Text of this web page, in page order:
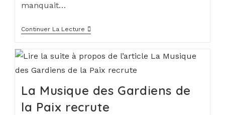
manquait…
Continuer La Lecture
La Musique des Gardiens de
la Paix recrute